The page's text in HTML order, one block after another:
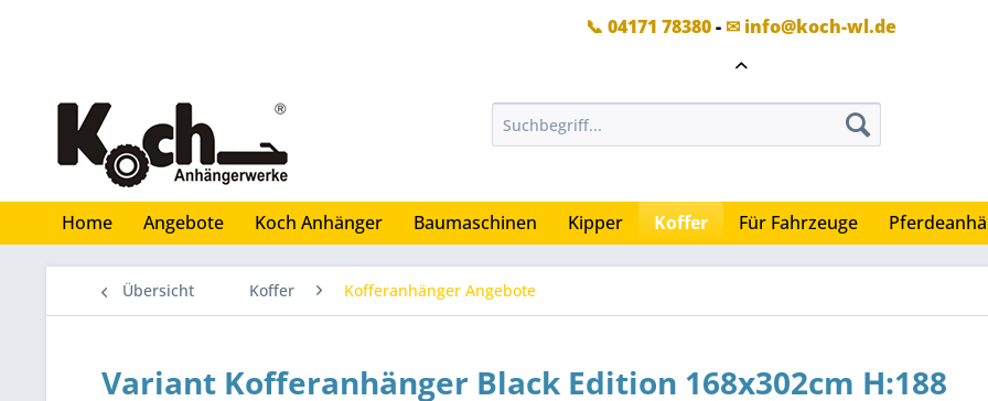
📞 04171 78380- ✉ info@koch-wl.de
Home Angebote Koch Anhänger Baumaschinen Kipper Koffer Für Fahrzeuge
Übersicht Koffer Kofferanhänger Angebote
Variant Kofferanhänger Black Edition 168x302cm H:188